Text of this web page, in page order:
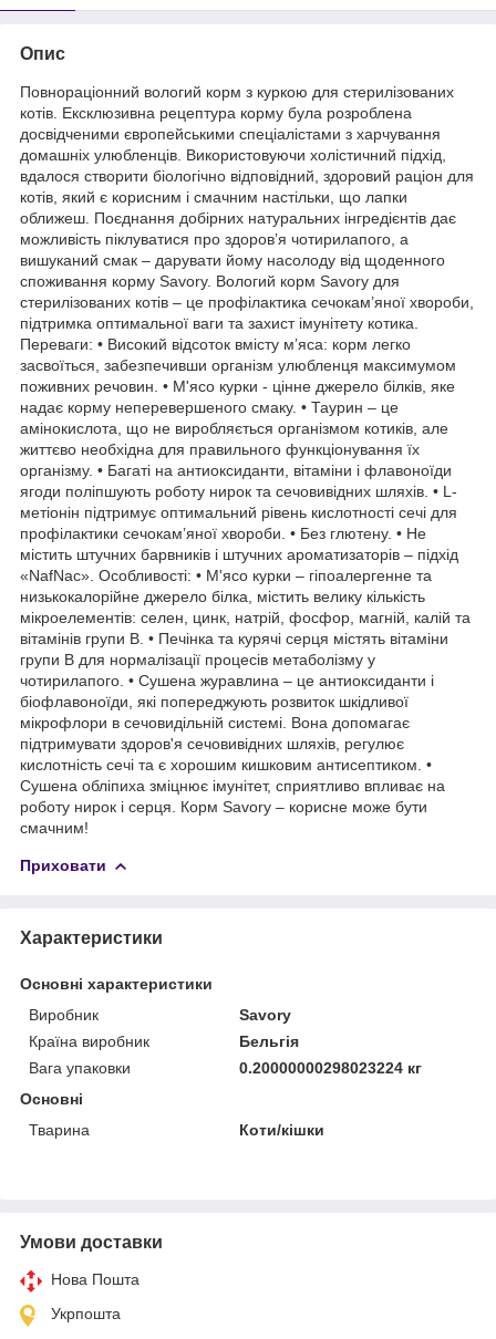
Опис
Повнораціонний вологий корм з куркою для стерилізованих
котів. Ексклюзивна рецептура корму була розроблена
досвідченими європейськими спеціалістами з харчування
домашніх улюбленців. Використовуючи холістичний підхід,
вдалося створити біологічно відповідний, здоровий раціон для
котів, який є корисним і смачним настільки, що лапки
оближеш. Поєднання добірних натуральних інгредієнтів дає
можливість піклуватися про здоров’я чотирилапого, а
вишуканий смак – дарувати йому насолоду від щоденного
споживання корму Savory. Вологий корм Savory для
стерилізованих котів – це профілактика сечокам’яної хвороби,
підтримка оптимальної ваги та захист імунітету котика.
Переваги: • Високий відсоток вмісту м’яса: корм легко
засвоїться, забезпечивши організм улюбленця максимумом
поживних речовин. • М'ясо курки - цінне джерело білків, яке
надає корму неперевершеного смаку. • Таурин – це
амінокислота, що не виробляється організмом котиків, але
життєво необхідна для правильного функціонування їх
організму. • Багаті на антиоксиданти, вітаміни і флавоноїди
ягоди поліпшують роботу нирок та сечовивідних шляхів. • L-
метіонін підтримує оптимальний рівень кислотності сечі для
профілактики сечокам’яної хвороби. • Без глютену. • Не
містить штучних барвників і штучних ароматизаторів – підхід
«NafNac». Особливості: • М'ясо курки – гіпоалергенне та
низькокалорійне джерело білка, містить велику кількість
мікроелементів: селен, цинк, натрій, фосфор, магній, калій та
вітамінів групи B. • Печінка та курячі серця містять вітаміни
групи В для нормалізації процесів метаболізму у
чотирилапого. • Сушена журавлина – це антиоксиданти і
біофлавоноїди, які попереджують розвиток шкідливої
мікрофлори в сечовидільній системі. Вона допомагає
підтримувати здоров'я сечовивідних шляхів, регулює
кислотність сечі та є хорошим кишковим антисептиком. •
Сушена обліпиха зміцнює імунітет, сприятливо впливає на
роботу нирок і серця. Корм Savory – корисне може бути
смачним!
Приховати
Характеристики
Основні характеристики
Виробник
Savory
Країна виробник
Бельгія
Вага упаковки
0.20000000298023224 кг
Основні
Тварина
Коти/кішки
Умови доставки
Нова Пошта
Укрпошта